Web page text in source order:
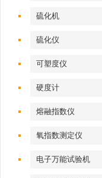
硫化机
硫化仪
可塑度仪
硬度计
熔融指数仪
氧指数测定仪
电子万能试验机